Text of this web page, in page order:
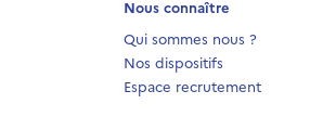
Nous connaître
Qui sommes nous ?
Nos dispositifs
Espace recrutement